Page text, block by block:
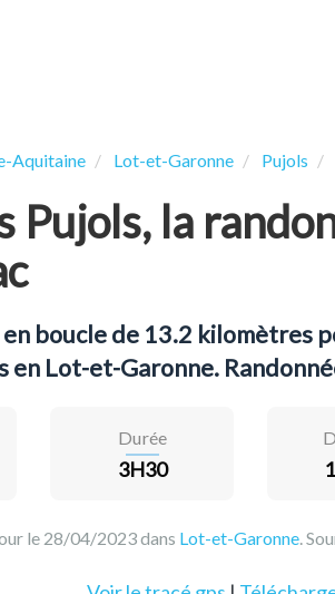
Aquitaine Lot-et-Garonne Pujols
Pujols, la
boucle de 13.2 kilomètres
en Lot-et-Garonne.
Durée
3H30
le 28/04/2023 dans Lot-et-Garonne.